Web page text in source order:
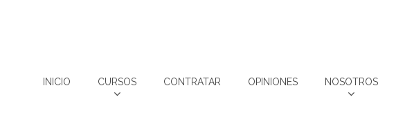
INICIO CURSOS CONTRATAR OPINIONES NOSOTROS